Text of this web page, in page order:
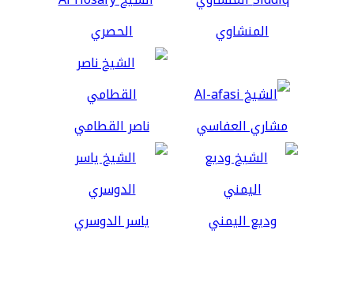
المنشاوي الحصري
مشاري العفاسي ناصر القطامي
وديع اليمني ياسر الدوسري